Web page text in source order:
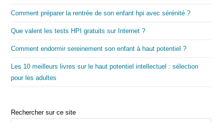
Comment préparer la rentrée de son enfant hpi avec sérénité ?
Que valent les tests HPI gratuits sur Internet ?
Comment endormir sereinement son enfant à haut potentiel ?
Les 10 meilleurs livres sur le haut potentiel intellectuel : sélection
pour les adultes
Rechercher sur ce site